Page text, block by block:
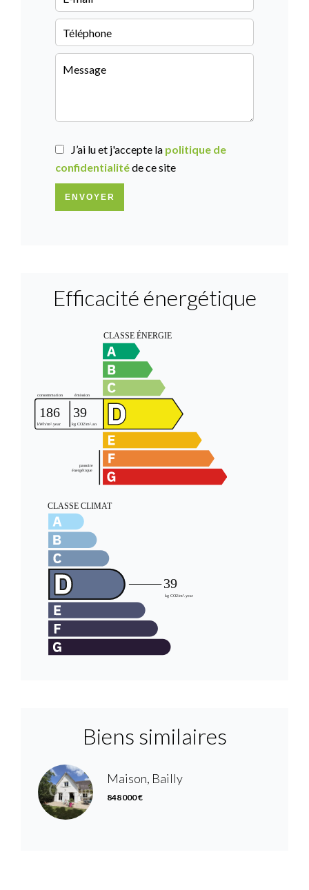
J’ai lu et j'accepte la politique de
confidentialitéde ce site
ENVOYER
Efficacité énergétique
Biens similaires
Maison, Bailly
848 000 €